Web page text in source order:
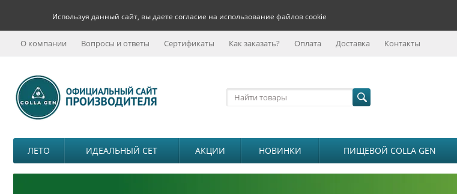
Используя данный сайт, вы даете согласие на использование файлов cookie
О компании Вопросы и ответы Сертификаты Как заказать? Оплата Доставка Контакты
ЛЕТО ИДЕАЛЬНЫЙ СЕТ АКЦИИ НОВИНКИ ПИЩЕВОЙ COLLA GEN